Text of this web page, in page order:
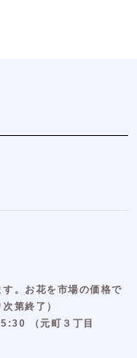
。お花を市場の価格で
第終了）
（元町３丁目